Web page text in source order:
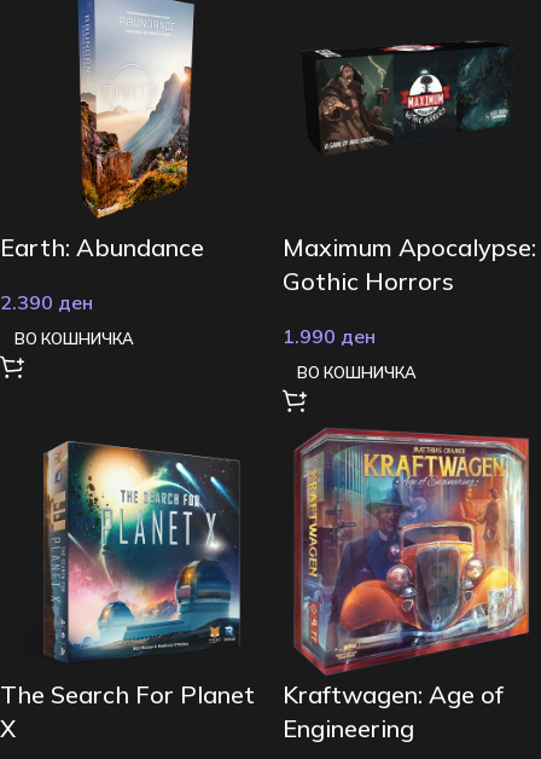
Earth: Abundance
2.390 ден
ВО КОШНИЧКА
Maximum Apocalypse:
Gothic Horrors
1.990 ден
ВО КОШНИЧКА
The Search For Planet
X
Kraftwagen: Age of
Engineering